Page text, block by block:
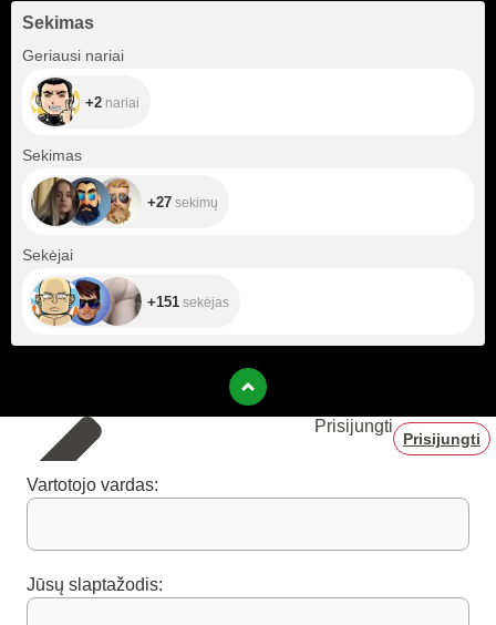
Sekimas
Geriausi nariai
+2 nariai
Sekimas
+27 sekimų
Sekėjai
+151 sekėjas
Prisijungti
Prisijungti
Vartotojo vardas:
Jūsų slaptažodis: